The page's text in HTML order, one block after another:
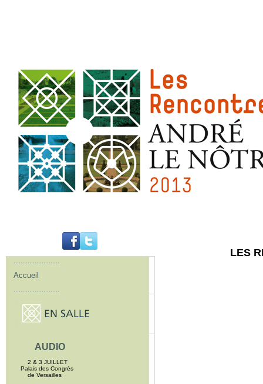
Accueil
AUDIO
2 & 3 JUILLET
Palais des Congrès
de Versailles
LES